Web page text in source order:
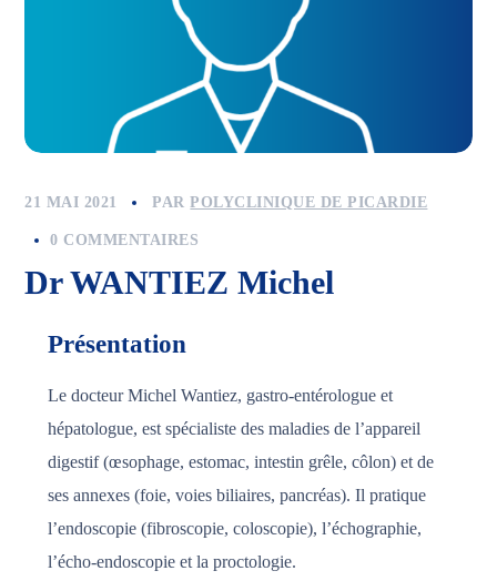
21 MAI 2021 PARPOLYCLINIQUE DE PICARDIE
0 COMMENTAIRES
Dr WANTIEZ Michel
Présentation
Le docteur Michel Wantiez, gastro-entérologue et
hépatologue, est spécialiste des maladies de l’appareil
digestif (œsophage, estomac, intestin grêle, côlon) et de
ses annexes (foie, voies biliaires, pancréas). Il pratique
l’endoscopie (fibroscopie, coloscopie), l’échographie,
l’écho-endoscopie et la proctologie.